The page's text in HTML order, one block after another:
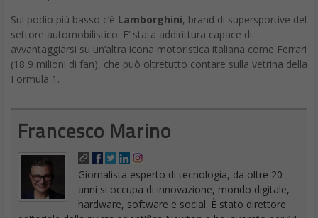
Sul podio più basso c’è Lamborghini, brand di supersportive del
settore automobilistico. E’ stata addirittura capace di
avvantaggiarsi su un’altra icona motoristica italiana come Ferrari
(18,9 milioni di fan), che può oltretutto contare sulla vetrina della
Formula 1.
Francesco Marino
Giornalista esperto di tecnologia, da oltre 20
anni si occupa di innovazione, mondo digitale,
hardware, software e social. È stato direttore